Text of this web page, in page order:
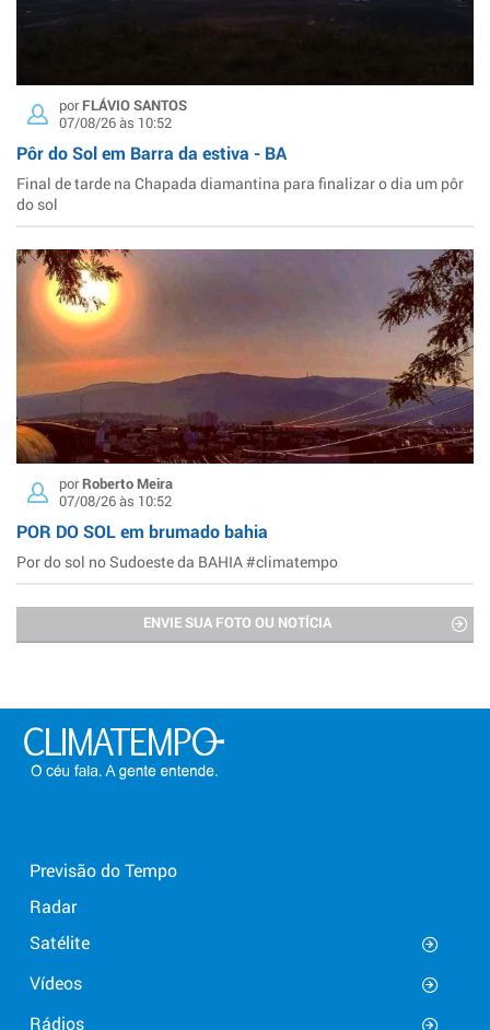
porFLÁVIO SANTOS
07/08/26 às 10:52
Pôr do Sol em Barra da estiva - BA
Final de tarde na Chapada diamantina para finalizar o dia um pôr
do sol
porRoberto Meira
07/08/26 às 10:52
POR DO SOL em brumado bahia
Por do sol no Sudoeste da BAHIA #climatempo
ENVIE SUA FOTO OU NOTÍCIA
Previsão do Tempo
Radar
Satélite
Vídeos
Rádios